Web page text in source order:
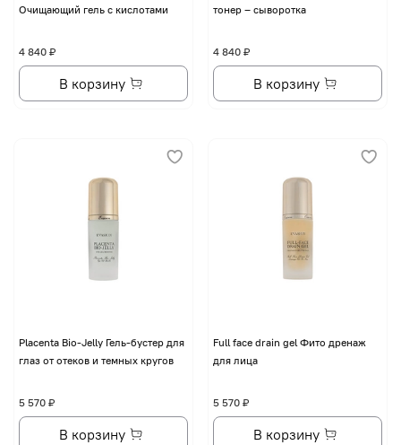
Очищающий гель с кислотами
4 840 ₽
В корзину
тонер – сыворотка
4 840 ₽
В корзину
Placenta Bio-Jelly Гель-бустер для
глаз от отеков и темных кругов
5 570 ₽
В корзину
Full face drain gel Фито дренаж
для лица
5 570 ₽
В корзину